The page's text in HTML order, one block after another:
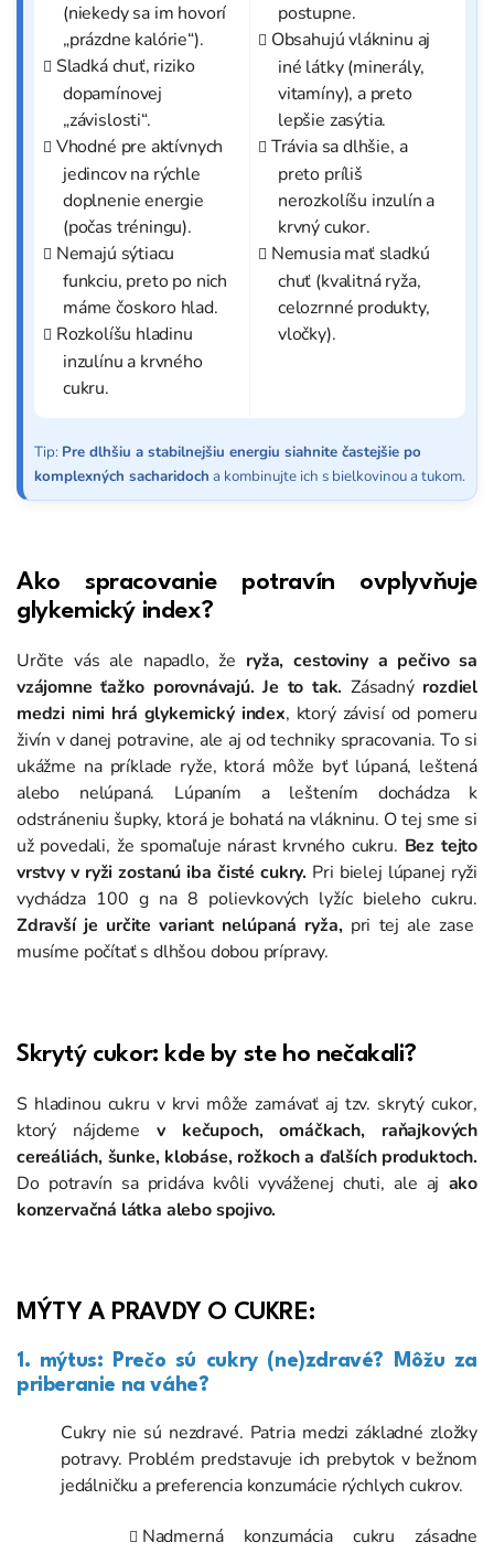
(niekedy sa im hovorí
„prázdne kalórie“).
Sladká chuť, riziko
dopamínovej
„závislosti“.
Vhodné pre aktívnych
jedincov na rýchle
doplnenie energie
(počas tréningu).
Nemajú sýtiacu
funkciu, preto po nich
máme čoskoro hlad.
Rozkolíšu hladinu
inzulínu a krvného
cukru.
postupne.
Obsahujú vlákninu aj
iné látky (minerály,
vitamíny), a preto
lepšie zasýtia.
Trávia sa dlhšie, a
preto príliš
nerozkolíšu inzulín a
krvný cukor.
Nemusia mať sladkú
chuť (kvalitná ryža,
celozrnné produkty,
vločky).
Tip: Pre dlhšiu a stabilnejšiu energiu siahnite častejšie po
komplexných sacharidoch a kombinujte ich s bielkovinou a tukom.
Ako spracovanie potravín ovplyvňuje
glykemický index?
Určite vás ale napadlo, že ryža, cestoviny a pečivo sa
vzájomne ťažko porovnávajú. Je to tak. Zásadný rozdiel
medzi nimi hrá glykemický index, ktorý závisí od pomeru
živín v danej potravine, ale aj od techniky spracovania. To si
ukážme na príklade ryže, ktorá môže byť lúpaná, leštená
alebo nelúpaná. Lúpaním a leštením dochádza k
odstráneniu šupky, ktorá je bohatá na vlákninu. O tej sme si
už povedali, že spomaľuje nárast krvného cukru. Bez tejto
vrstvy v ryži zostanú iba čisté cukry. Pri bielej lúpanej ryži
vychádza 100 g na 8 polievkových lyžíc bieleho cukru.
Zdravší je určite variant nelúpaná ryža,pri tej ale zase
musíme počítať s dlhšou dobou prípravy.
Skrytý cukor: kde by ste ho nečakali?
S hladinou cukru v krvi môže zamávať aj tzv. skrytý cukor,
ktorý nájdemev kečupoch, omáčkach, raňajkových
cereáliách, šunke, klobáse, rožkoch a ďalších produktoch.
Do potravín sa pridáva kvôli vyváženej chuti, ale aj ako
konzervačná látka alebo spojivo.
MÝTY A PRAVDY O CUKRE:
1. mýtus: Prečo sú cukry (ne)zdravé? Môžu za
priberanie na váhe?
Cukry nie sú nezdravé. Patria medzi základné zložky
potravy. Problém predstavuje ich prebytok v bežnom
jedálničku a preferencia konzumácie rýchlych cukrov.
Nadmerná konzumácia cukru zásadne